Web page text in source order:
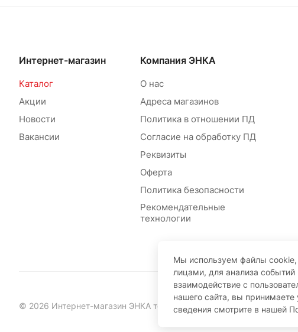
Интернет-магазин
Каталог
Акции
Новости
Вакансии
Компания ЭНКА
О нас
Адреса магазинов
Политика в отношении ПД
Согласие на обработку ПД
Реквизиты
Оферта
Политика безопасности
Рекомендательные
технологии
© 2026 Интернет-магазин ЭНКА техника
Мы используем файлы
лицами, для анализа
взаимодействие с
нашего сайта, вы
сведения смотрите в нашей